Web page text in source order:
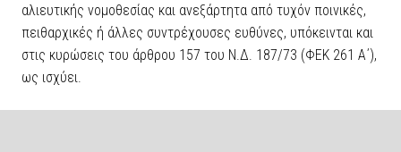
αλιευτικής νομοθεσίας και ανεξάρτητα από τυχόν ποινικές,
πειθαρχικές ή άλλες συντρέχουσες ευθύνες, υπόκεινται και
στις κυρώσεις του άρθρου 157 του Ν.Δ. 187/73 (ΦΕΚ 261 Α΄),
ως ισχύει.